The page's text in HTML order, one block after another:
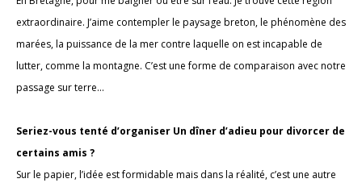
extraordinaire. J’aime contempler le paysage breton, le phénomène des
marées, la puissance de la mer contre laquelle on est incapable de
lutter, comme la montagne. C’est une forme de comparaison avec notre
passage sur terre...
Seriez-vous tenté d’organiser Un dîner d’adieu pour divorcer de
certains amis ?
Sur le papier, l’idée est formidable mais dans la réalité, c’est une autre